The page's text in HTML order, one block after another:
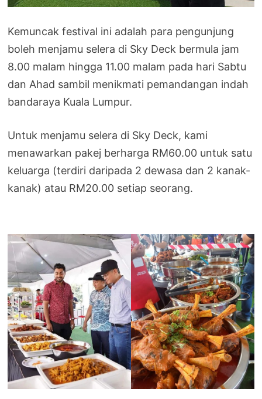
Kemuncak festival ini adalah para pengunjung
boleh menjamu selera di Sky Deck bermula jam
8.00 malam hingga 11.00 malam pada hari Sabtu
dan Ahad sambil menikmati pemandangan indah
bandaraya Kuala Lumpur.
Untuk menjamu selera di Sky Deck, kami
menawarkan pakej berharga RM60.00 untuk satu
keluarga (terdiri daripada 2 dewasa dan 2 kanak-
kanak) atau RM20.00 setiap seorang.